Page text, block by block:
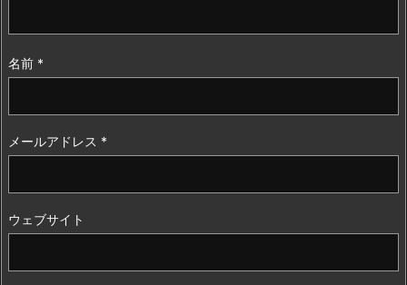
名前 *
メールアドレス *
ウェブサイト